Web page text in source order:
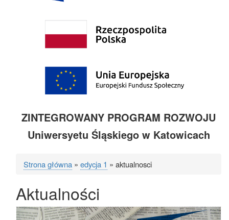
ZINTEGROWANY PROGRAM ROZWOJU
Uniwersyetu Śląskiego w Katowicach
Ścieżka
nawigacyjna
Strona główna edycja 1 aktualnosci
Aktualności